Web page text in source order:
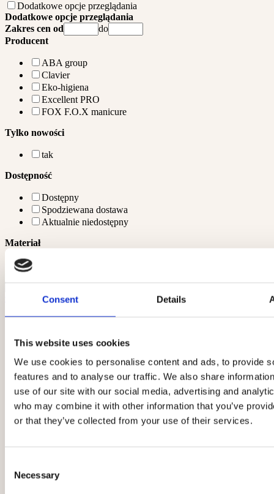
Consent Details
This website uses cookies
We use cookies to personalise content and ads, to provide
features and to analyse our traffic. We also share
use of our site with our social media, advertising and
who may combine it with other information that you’ve
or that they’ve collected from your use of their services.
Selection
Necessary
Dodatkowe opcje przeglądania
Dodatkowe opcje przeglądania
Zakres cen od
do
Producent
ABA group
Clavier
Eko-higiena
Excellent PRO
FOX F.O.X manicure
Tylko nowości
tak
Dostępność
Dostępny
Spodziewana dostawa
Aktualnie niedostępny
Materiał
zobacz szczegóły